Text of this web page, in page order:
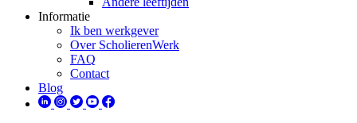
Informatie
Ik ben werkgever
Over ScholierenWerk
FAQ
Contact
Blog